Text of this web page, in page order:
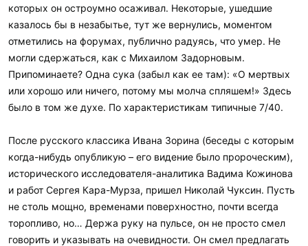
которых он остроумно осаживал. Некоторые, ушедшие
казалось бы в незабытье, тут же вернулись, моментом
отметились на форумах, публично радуясь, что умер. Не
могли сдержаться, как с Михаилом Задорновым.
Припоминаете? Одна сука (забыл как ее там): «О мертвых
или хорошо или ничего, потому мы молча спляшем!» Здесь
было в том же духе. По характеристикам типичные 7/40.
После русского классика Ивана Зорина (беседы с которым
когда-нибудь опубликую – его видение было пророческим),
исторического исследователя-аналитика Вадима Кожинова
и работ Сергея Кара-Мурза, пришел Николай Чуксин. Пусть
не столь мощно, временами поверхностно, почти всегда
торопливо, но… Держа руку на пульсе, он не просто смел
говорить и указывать на очевидности. Он смел предлагать